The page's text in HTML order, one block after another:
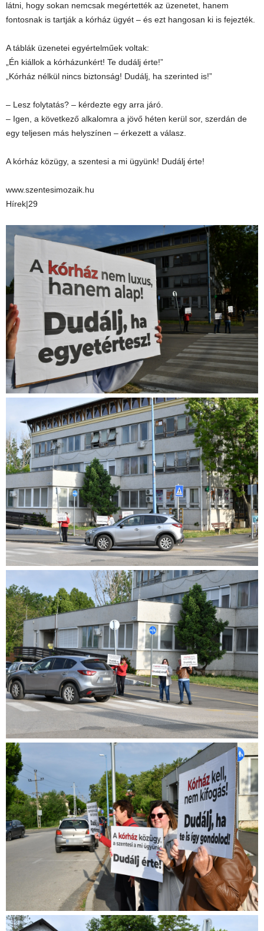
látni, hogy sokan nemcsak megértették az üzenetet, hanem
fontosnak is tartják a kórház ügyét – és ezt hangosan ki is fejezték.
A táblák üzenetei egyértelműek voltak:
„Én kiállok a kórházunkért! Te dudálj érte!”
„Kórház nélkül nincs biztonság! Dudálj, ha szerinted is!”
– Lesz folytatás? – kérdezte egy arra járó.
– Igen, a következő alkalomra a jövő héten kerül sor, szerdán de
egy teljesen más helyszínen – érkezett a válasz.
A kórház közügy, a szentesi a mi ügyünk! Dudálj érte!
www.szentesimozaik.hu
Hírek|29